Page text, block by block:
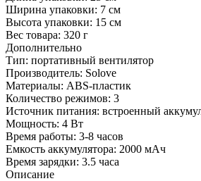
Ширина упаковки: 7 см
Высота упаковки: 15 см
Вес товара: 320 г
Дополнительно
Тип: портативный вентилятор
Производитель: Solove
Материалы: ABS-пластик
Количество режимов: 3
Источник питания: встроенный
Мощность: 4 Вт
Время работы: 3-8 часов
Емкость аккумулятора: 2000 мАч
Время зарядки: 3.5 часа
Описание